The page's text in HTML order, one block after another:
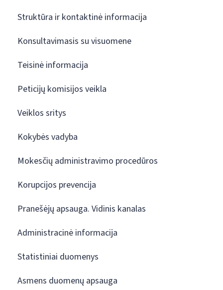
Struktūra ir kontaktinė informacija
Konsultavimasis su visuomene
Teisinė informacija
Peticijų komisijos veikla
Veiklos sritys
Kokybės vadyba
Mokesčių administravimo procedūros
Korupcijos prevencija
Pranešėjų apsauga. Vidinis kanalas
Administracinė informacija
Statistiniai duomenys
Asmens duomenų apsauga